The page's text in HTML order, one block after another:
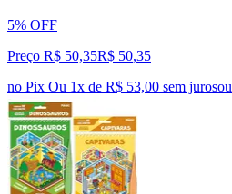
5% OFF
Preço R$ 50,35R$ 50,35
no Pix Ou 1x de R$ 53,00 sem jurosou